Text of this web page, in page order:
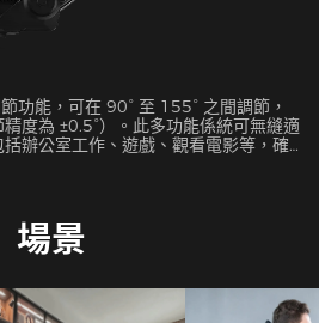
功能，可在 90° 至 155° 之間調節，
度為 ±0.5°）。此多功能係統可無縫適
辦公室工作、遊戲、觀看電影等，確
場景